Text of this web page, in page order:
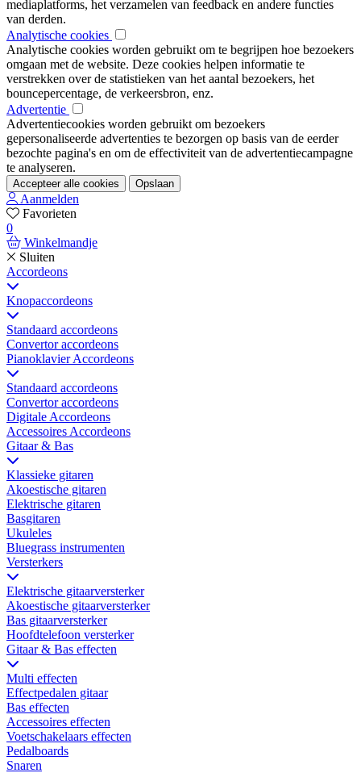
mediaplatforms, het verzamelen van feedback en andere functies
van derden.
Analytische cookies
Analytische cookies worden gebruikt om te begrijpen hoe bezoekers
omgaan met de website. Deze cookies helpen informatie te
verstrekken over de statistieken van het aantal bezoekers, het
bouncepercentage, de verkeersbron, enz.
Advertentie
Advertentiecookies worden gebruikt om bezoekers
gepersonaliseerde advertenties te bezorgen op basis van de eerder
bezochte pagina's en om de effectiviteit van de advertentiecampagne
te analyseren.
Accepteer alle cookies Opslaan
Aanmelden
Favorieten
0
Winkelmandje
Sluiten
Accordeons
Knopaccordeons
Standaard accordeons
Convertor accordeons
Pianoklavier Accordeons
Standaard accordeons
Convertor accordeons
Digitale Accordeons
Accessoires Accordeons
Gitaar & Bas
Klassieke gitaren
Akoestische gitaren
Elektrische gitaren
Basgitaren
Ukuleles
Bluegrass instrumenten
Versterkers
Elektrische gitaarversterker
Akoestische gitaarversterker
Bas gitaarversterker
Hoofdtelefoon versterker
Gitaar & Bas effecten
Multi effecten
Effectpedalen gitaar
Bas effecten
Accessoires effecten
Voetschakelaars effecten
Pedalboards
Snaren